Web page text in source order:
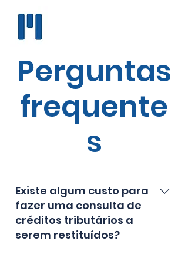
Perguntas
frequente
s
Existe algum custo para
fazer uma consulta de
créditos tributários a
serem restituídos?
Na monteiro Advocacia você